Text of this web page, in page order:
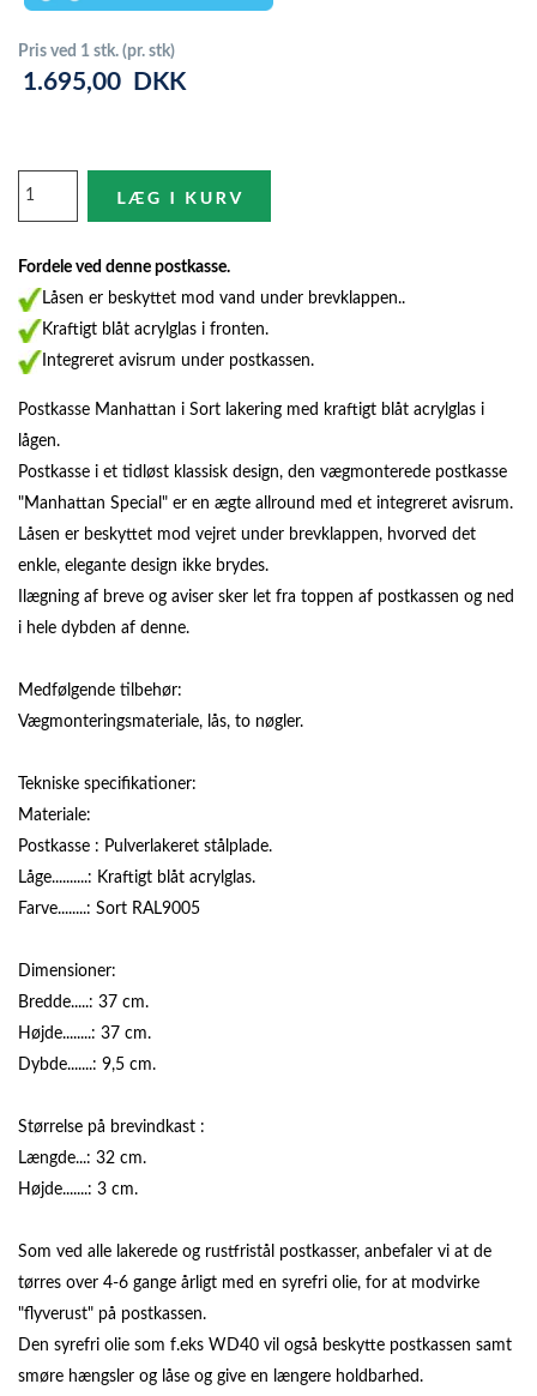
Pris ved 1 stk. (pr. stk)
1.695,00 DKK
Fordele ved denne postkasse.
Låsen er beskyttet mod vand under brevklappen..
Kraftigt blåt acrylglas i fronten.
Integreret avisrum under postkassen.
Postkasse Manhattan i Sort lakering med kraftigt blåt acrylglas i
lågen.
Postkasse i et tidløst klassisk design, den vægmonterede postkasse
"Manhattan Special" er en ægte allround med et integreret avisrum.
Låsen er beskyttet mod vejret under brevklappen, hvorved det
enkle, elegante design ikke brydes.
Ilægning af breve og aviser sker let fra toppen af postkassen og ned
i hele dybden af denne.
Medfølgende tilbehør:
Vægmonteringsmateriale, lås, to nøgler.
Tekniske specifikationer:
Materiale:
Postkasse : Pulverlakeret stålplade.
Låge..........: Kraftigt blåt acrylglas.
Farve........: Sort RAL9005
Dimensioner:
Bredde.....: 37 cm.
Højde........: 37 cm.
Dybde.......: 9,5 cm.
Størrelse på brevindkast :
Længde...: 32 cm.
Højde.......: 3 cm.
Som ved alle lakerede og rustfristål postkasser, anbefaler vi at de
tørres over 4-6 gange årligt med en syrefri olie, for at modvirke
"flyverust" på postkassen.
Den syrefri olie som f.eks WD40 vil også beskytte postkassen samt
smøre hængsler og låse og give en længere holdbarhed.